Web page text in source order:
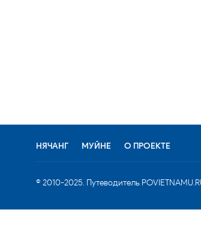
НЯЧАНГ МУЙНЕ О ПРОЕКТЕ
© 2010-2025. Путеводитель